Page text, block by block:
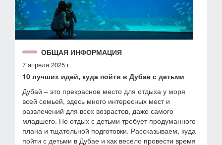
ОБЩАЯ ИНФОРМАЦИЯ
7 апреля 2025 г.
10 лучших идей, куда пойти в Дубае с детьми
Дубай – это прекрасное место для отдыха у моря
всей семьей, здесь много интересных мест и
развлечений для всех возрастов, даже самого
младшего. Но отдых с детьми требует продуманного
плана и тщательной подготовки. Рассказываем, куда
пойти с детьми в Дубае и как весело провести время